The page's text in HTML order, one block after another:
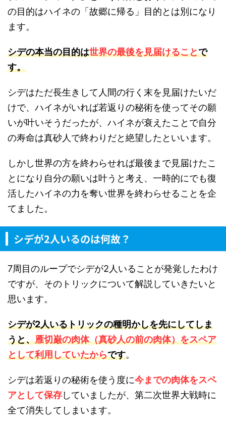
の目的はハイネの「故郷に帰る」目的とは別になり
ます。
シデの本当の目的は世界の最後を見届けることで
す。
シデはただ長生きして人間の行く末を見届けたいだ
けで、ハイネがいれば若返りの秘術を使ってその願
いが叶いそうだったが、ハイネが衰えたことで自分
の寿命は真砂人で終わりだと絶望したといいます。
しかし世界の方を終わらせれば最後まで見届けたこ
とになり自分の願いは叶うと考え、一時的にでも復
活したハイネの力を奪い世界を終わらせることを企
てました。
シデが2人いるのは何故？
7周目のループでシデが2人いることが発覚したわけ
ですが、そのトリックについて解説していきたいと
思います。
シデが2人いるトリックの種明かしを先にしてしま
うと、雁切巌の肉体（真砂人の前の肉体）をスペア
として利用していたからです。
シデは若返りの秘術を使う度に今までの肉体をスペ
アとして保存していましたが、第二次世界大戦時に
全て消失してしまいます。